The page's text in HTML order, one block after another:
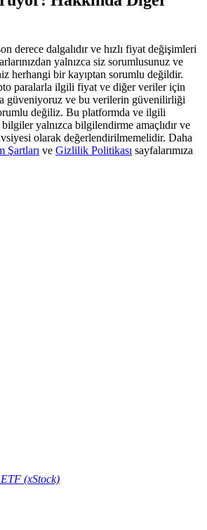
birleştirin
ticaret komisyonlarının tadını çıkarın
dahil olmak üzere büyük veri analizi.
derece dalgalıdır ve hızlı fiyat değişimleri
yalnızca siz sorumlusunuz ve
herhangi bir kayıptan sorumlu değildir.
paralarla ilgili fiyat ve diğer veriler için
güveniyoruz ve bu verilerin güvenilirliği
değiliz. Bu platformda ve ilgili
yalnızca bilgilendirme amaçlıdır ve
olarak değerlendirilmemelidir. Daha
Şartları ve Gizlilik Politikası sayfalarımıza
(xStock)